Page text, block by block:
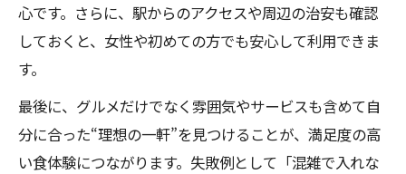
心です。さらに、駅からのアクセスや周辺の治安も確認
しておくと、女性や初めての方でも安心して利用できま
す。
最後に、グルメだけでなく雰囲気やサービスも含めて自
分に合った“理想の一軒”を見つけることが、満足度の高
い食体験につながります。失敗例として「混雑で入れな